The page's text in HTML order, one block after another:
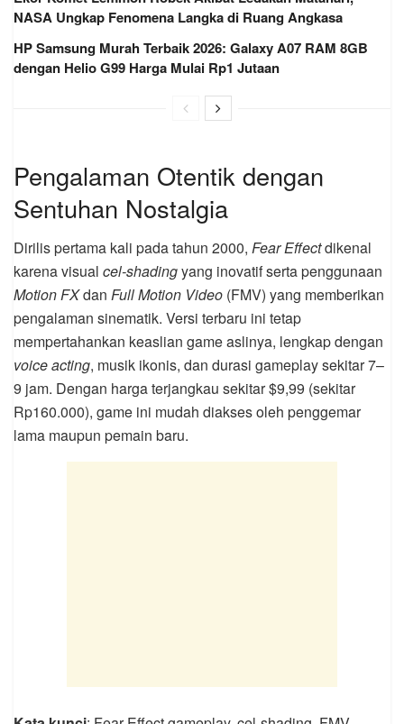
NASA Ungkap Fenomena Langka di Ruang Angkasa
HP Samsung Murah Terbaik 2026: Galaxy A07 RAM 8GB
dengan Helio G99 Harga Mulai Rp1 Jutaan
Pengalaman Otentik dengan
Sentuhan Nostalgia
Dirilis pertama kali pada tahun 2000, Fear Effectdikenal
karena visual cel-shadingyang inovatif serta penggunaan
Motion FXdan Full Motion Video (FMV) yang memberikan
pengalaman sinematik. Versi terbaru ini tetap
mempertahankan keaslian game aslinya, lengkap dengan
voice acting, musik ikonis, dan durasi gameplay sekitar 7–
9 jam. Dengan harga terjangkau sekitar $9,99 (sekitar
Rp160.000), game ini mudah diakses oleh penggemar
lama maupun pemain baru.